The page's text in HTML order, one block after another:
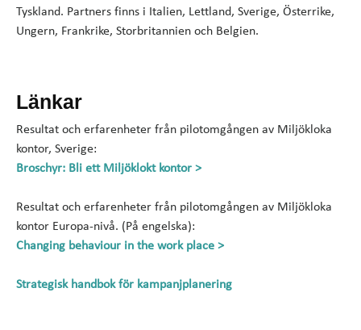
Tyskland. Partners finns i Italien, Lettland, Sverige, Österrike,
Ungern, Frankrike, Storbritannien och Belgien.
Länkar
Resultat och erfarenheter från pilotomgången av Miljökloka
kontor, Sverige:
Broschyr: Bli ett Miljöklokt kontor >
Resultat och erfarenheter från pilotomgången av Miljökloka
kontor Europa-nivå. (På engelska):
Changing behaviour in the work place >
Strategisk handbok för kampanjplanering